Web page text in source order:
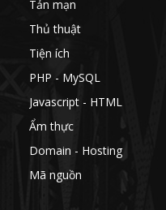
Tản mạn
Thủ thuật
Tiện ích
PHP - MySQL
Javascript - HTML
Ẩm thực
Domain - Hosting
Mã nguồn